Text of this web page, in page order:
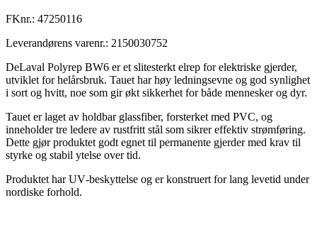
FKnr.: 47250116
Leverandørens varenr.: 2150030752
DeLaval Polyrep BW6 er et slitesterkt elrep for elektriske gjerder,
utviklet for helårsbruk. Tauet har høy ledningsevne og god synlighet
i sort og hvitt, noe som gir økt sikkerhet for både mennesker og dyr.
Tauet er laget av holdbar glassfiber, forsterket med PVC, og
inneholder tre ledere av rustfritt stål som sikrer effektiv strømføring.
Dette gjør produktet godt egnet til permanente gjerder med krav til
styrke og stabil ytelse over tid.
Produktet har UV‑beskyttelse og er konstruert for lang levetid under
nordiske forhold.